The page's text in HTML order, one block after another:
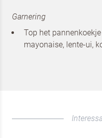
Garnering
Top het
mayonaise, lente-ui,
Ik ben een horeca
Door op versturen te klikken,